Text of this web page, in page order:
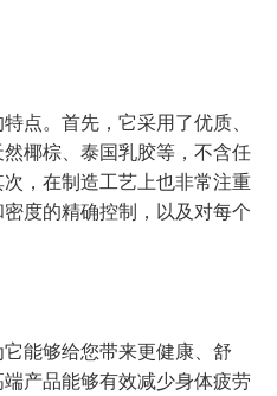
点。首先，它采用了优质、
椰棕、泰国乳胶等，不含任
，在制造工艺上也非常注重
度的精确控制，以及对每个
能够给您带来更健康、舒
产品能够有效减少身体疲劳